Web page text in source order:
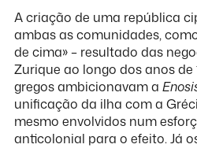
A criação de uma república
ambas as comunidades,
de cima» – resultado das
Zurique ao longo dos anos de
gregos ambicionavam a
unificação da ilha com a
mesmo envolvidos num
anticolonial para o efeito. Já